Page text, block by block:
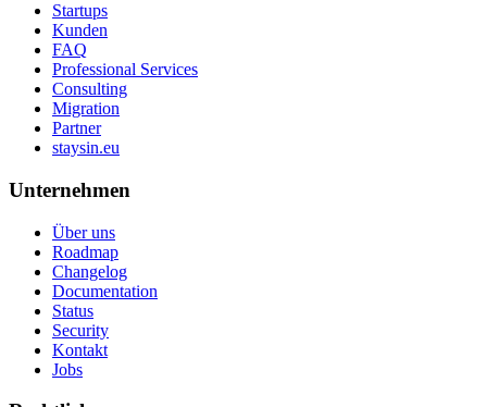
Startups
Kunden
FAQ
Professional Services
Consulting
Migration
Partner
staysin.eu
Unternehmen
Über uns
Roadmap
Changelog
Documentation
Status
Security
Kontakt
Jobs